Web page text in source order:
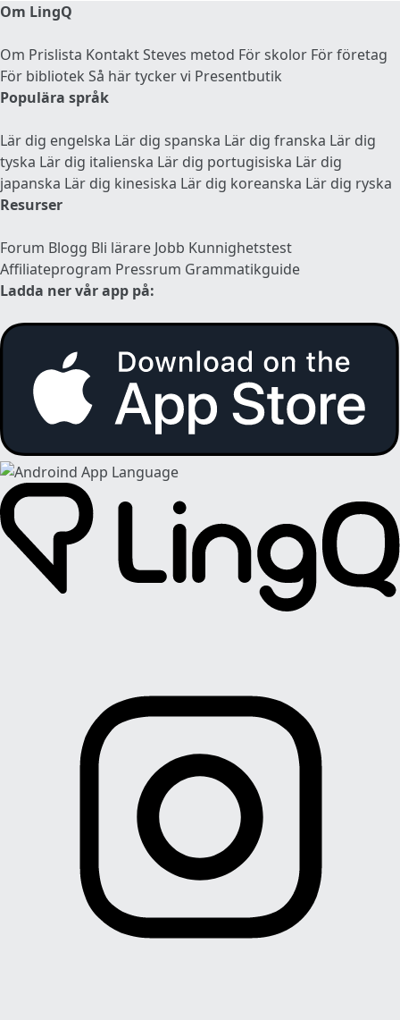
Om LingQ
Om Prislista KontaktSteves metod För skolor För företag
För bibliotek Så här tycker vi Presentbutik
Populära språk
Lär dig engelska Lär dig spanska Lär dig franska Lär dig
tyska Lär dig italienska Lär dig portugisiska Lär dig
japanska Lär dig kinesiska Lär dig koreanska Lär dig ryska
Resurser
Forum Blogg Bli lärare Jobb Kunnighetstest
Affiliateprogram Pressrum Grammatikguide
Ladda ner vår app på: